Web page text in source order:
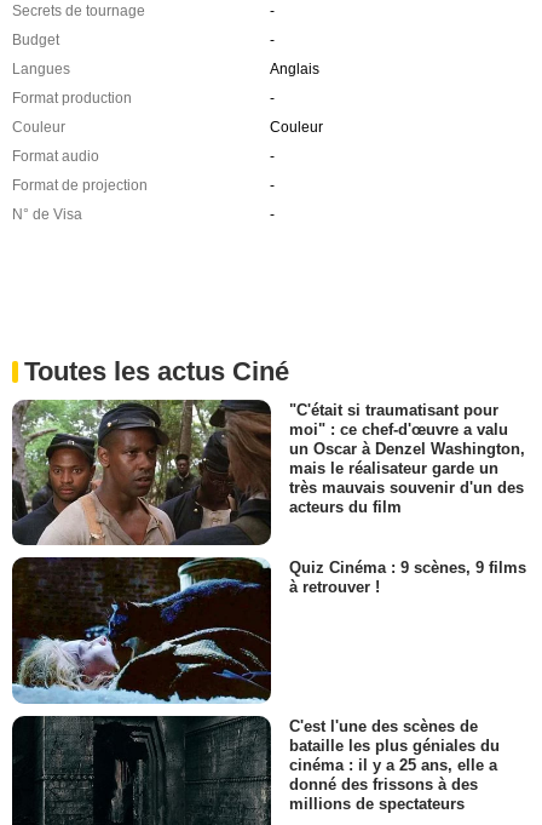
Secrets de tournage
-
Budget
-
Langues
Anglais
Format production
-
Couleur
Couleur
Format audio
-
Format de projection
-
N° de Visa
-
Toutes les actus Ciné
"C'était si traumatisant pour
moi" : ce chef-d'œuvre a valu
un Oscar à Denzel Washington,
mais le réalisateur garde un
très mauvais souvenir d'un des
acteurs du film
Quiz Cinéma : 9 scènes, 9 films
à retrouver !
C'est l'une des scènes de
bataille les plus géniales du
cinéma : il y a 25 ans, elle a
donné des frissons à des
millions de spectateurs